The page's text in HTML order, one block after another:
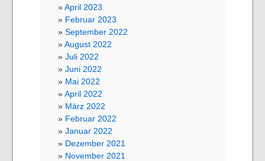
April 2023
Februar 2023
September 2022
August 2022
Juli 2022
Juni 2022
Mai 2022
April 2022
März 2022
Februar 2022
Januar 2022
Dezember 2021
November 2021